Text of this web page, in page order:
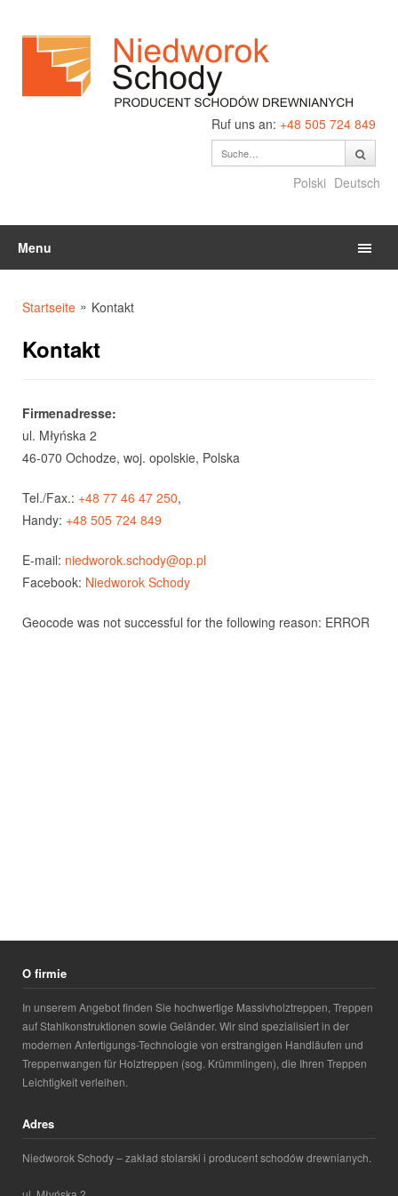
Ruf uns an: +48 505 724 849
Polski Deutsch
Menu
Startseite » Kontakt
Kontakt
Firmenadresse:
ul. Młyńska 2
46-070 Ochodze, woj. opolskie, Polska
Tel./Fax.: +48 77 46 47 250,
Handy: +48 505 724 849
E-mail: niedworok.schody@op.pl
Facebook: Niedworok Schody
Geocode was not successful for the following reason: ERROR
O firmie
In unserem Angebot finden Sie hochwertige Massivholztreppen, Treppen
auf Stahlkonstruktionen sowie Geländer. Wir sind spezialisiert in der
modernen Anfertigungs-Technologie von erstrangigen Handläufen und
Treppenwangen für Holztreppen (sog. Krümmlingen), die Ihren Treppen
Leichtigkeit verleihen.
Adres
Niedworok Schody – zakład stolarski i producent schodów drewnianych.